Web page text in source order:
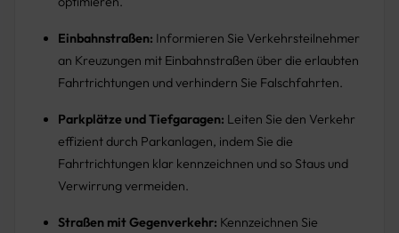
Einbahnstraßen: Informieren Sie Verkehrsteilnehmer
an Kreuzungen mit Einbahnstraßen über die erlaubten
Fahrtrichtungen und verhindern Sie Falschfahrten.
Parkplätze und Tiefgaragen: Leiten Sie den Verkehr
effizient durch Parkanlagen, indem Sie die
Fahrtrichtungen klar kennzeichnen und so Staus und
Verwirrung vermeiden.
Straßen mit Gegenverkehr: Kennzeichnen Sie